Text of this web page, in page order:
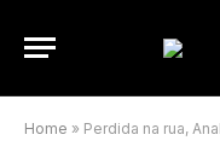
Home » Perdida na rua, Anabela cai nas